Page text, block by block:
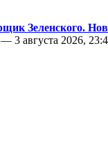
Зеленского.
— 3 августа 2026,